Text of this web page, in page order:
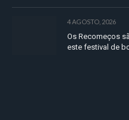
4 AGOSTO, 2026
Os Recomeços
este festival de